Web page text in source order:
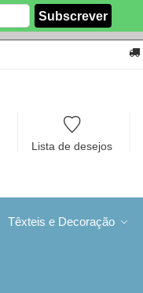
Lista de desejos
Têxteis e Decoração